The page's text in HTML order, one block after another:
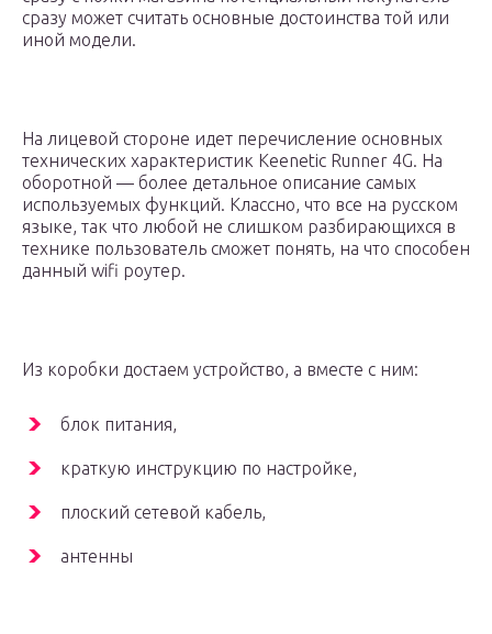
сразу может считать основные достоинства той или
иной модели.
На лицевой стороне идет перечисление основных
технических характеристик Keenetic Runner 4G. На
оборотной — более детальное описание самых
используемых функций. Классно, что все на русском
языке, так что любой не слишком разбирающихся в
технике пользователь сможет понять, на что способен
данный wifi роутер.
Из коробки достаем устройство, а вместе с ним:
блок питания,
краткую инструкцию по настройке,
плоский сетевой кабель,
антенны